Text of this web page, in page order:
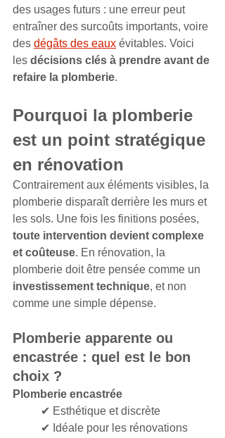
des usages futurs : une erreur peut
entraîner des surcoûts importants, voire
des dégâts des eaux évitables. Voici
les décisions clés à prendre avant de
refaire la plomberie.
Pourquoi la plomberie
est un point stratégique
en rénovation
Contrairement aux éléments visibles, la
plomberie disparaît derrière les murs et
les sols. Une fois les finitions posées,
toute intervention devient complexe
et coûteuse. En rénovation, la
plomberie doit être pensée comme un
investissement technique, et non
comme une simple dépense.
Plomberie apparente ou
encastrée : quel est le bon
choix ?
Plomberie encastrée
✔ Esthétique et discrète
✔ Idéale pour les rénovations